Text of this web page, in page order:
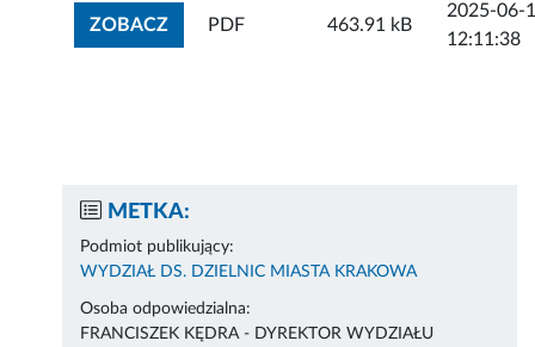
ZOBACZZOBACZ ZAŁĄCZNIK
PDF 463.91 kB
2025-06-
12:11:38
METKA:
Podmiot publikujący:
WYDZIAŁ DS. DZIELNIC MIASTA KRAKOWA
Osoba odpowiedzialna:
FRANCISZEK KĘDRA - DYREKTOR WYDZIAŁU